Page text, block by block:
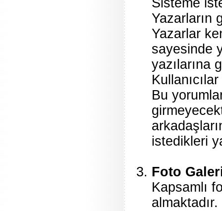
Sisteme
Yazarların
Yazarlar
sayesinde
yazılarına
Bu
istedikleri
Foto
Kapsamlı